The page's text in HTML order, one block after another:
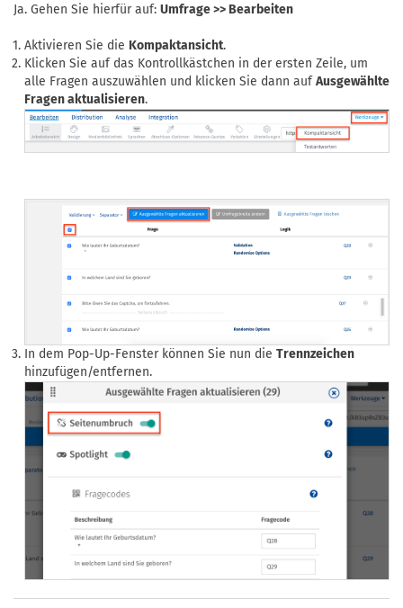
Ja. Gehen Sie hierfür auf: Umfrage >> Bearbeiten
Aktivieren Sie die Kompaktansicht.
Klicken Sie auf das Kontrollkästchen in der ersten Zeile, um
alle Fragen auszuwählen und klicken Sie dann aufAusgewählte
Fragen aktualisieren.
In dem Pop-Up-Fenster können Sie nun die Trennzeichen
hinzufügen/entfernen.